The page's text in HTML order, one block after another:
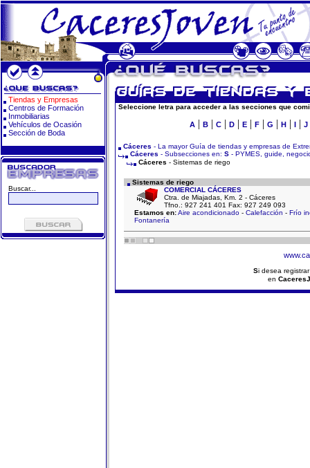
Tiendas y Empresas
Centros de Formación
Inmobiliarias
Vehículos de Ocasión
Sección de Boda
Buscar...
Seleccione letra para acceder a las secciones que
A| B| C| D| E| F| G | H| I| J
Cáceres - La mayor Guía de tiendas y empresas de
Cáceres - Subsecciones en: S - PYMES, guide,
Cáceres - Sistemas de riego
Sistemas de riego
COMERCIAL CÁCERES
Ctra. de Miajadas, Km. 2 - Cáceres
Tfno.: 927 241 401 Fax: 927 249 093
Estamos en: Aire acondicionado- Calefacción - Frío
Fontanería
Si desea
en